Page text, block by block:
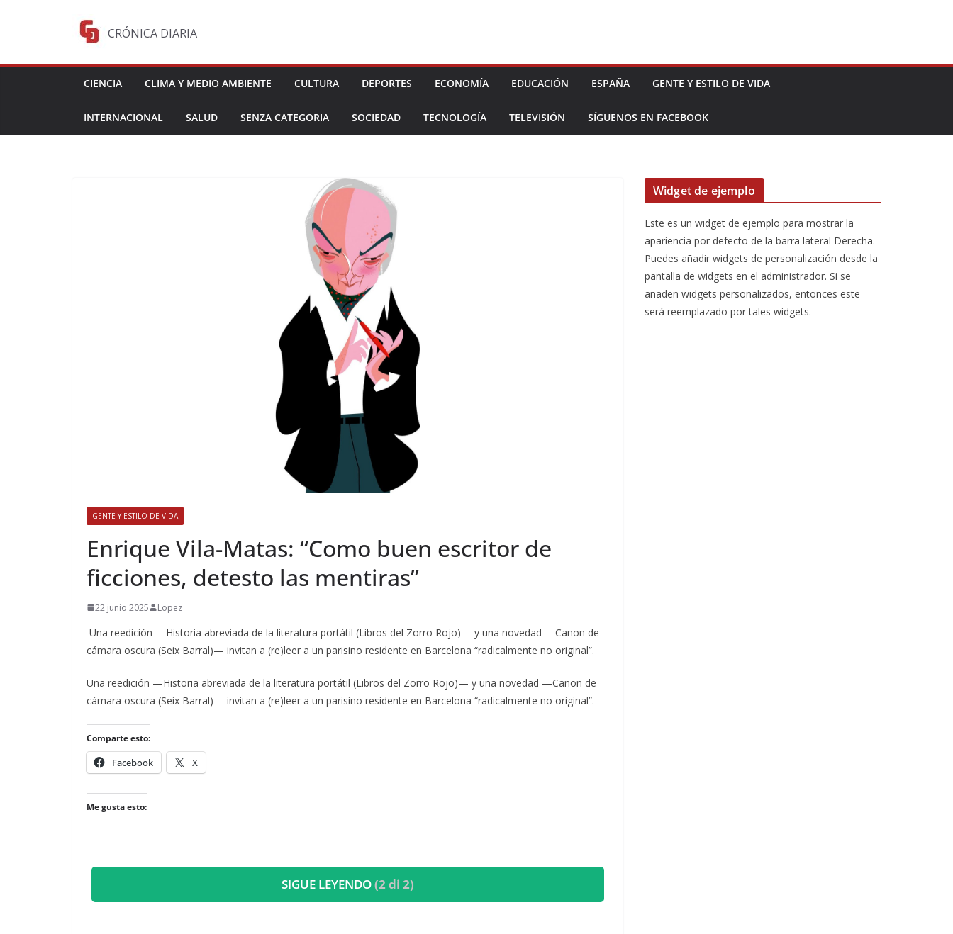
CRÓNICA DIARIA
CIENCIA CLIMA Y MEDIO AMBIENTE CULTURA DEPORTES ECONOMÍA EDUCACIÓN ESPAÑA GENTE Y ESTILO DE VIDA
INTERNACIONAL SALUD SENZA CATEGORIA SOCIEDAD TECNOLOGÍA TELEVISIÓN SÍGUENOS EN FACEBOOK
GENTE Y ESTILO DE VIDA
​Enrique Vila-Matas: “Como buen escritor de
ficciones, detesto las mentiras”
22 junio 2025 Lopez
Una reedición —Historia abreviada de la literatura portátil (Libros del Zorro Rojo)— y una novedad —Canon de
cámara oscura (Seix Barral)— invitan a (re)leer a un parisino residente en Barcelona “radicalmente no original”.
​Una reedición —Historia abreviada de la literatura portátil (Libros del Zorro Rojo)— y una novedad —Canon de
cámara oscura (Seix Barral)— invitan a (re)leer a un parisino residente en Barcelona “radicalmente no original”.
Comparte esto:
Facebook X
Me gusta esto:
SIGUE LEYENDO(2 di 2)
Widget de ejemplo
Este es un widget de ejemplo para mostrar la
apariencia por defecto de la barra lateral Derecha.
Puedes añadir widgets de personalización desde la
pantalla de widgets en el administrador. Si se
añaden widgets personalizados, entonces este
será reemplazado por tales widgets.